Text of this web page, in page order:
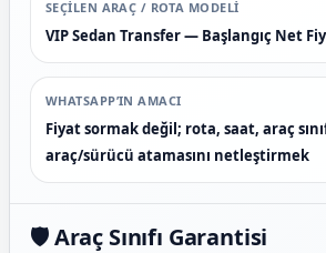
SEÇILEN ARAÇ / ROTA MODELI
VIP Sedan Transfer — Başlangıç Net
WHATSAPP’IN AMACI
Fiyat sormak değil; rota, saat, araç
araç/sürücü atamasını netleştirmek
🛡️ Araç Sınıfı Garantisi